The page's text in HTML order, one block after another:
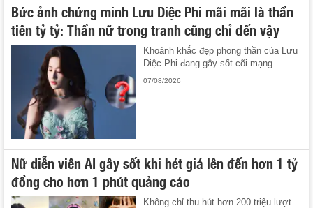
Bức ảnh chứng minh Lưu Diệc Phi mãi mãi là thần
tiên tỷ tỷ: Thần nữ trong tranh cũng chỉ đến vậy
Khoảnh khắc đẹp phong thần của Lưu
Diệc Phi đang gây sốt cõi mạng.
07/08/2026
Nữ diễn viên AI gây sốt khi hét giá lên đến hơn 1 tỷ
đồng cho hơn 1 phút quảng cáo
Không chỉ thu hút hơn 200 triệu lượt